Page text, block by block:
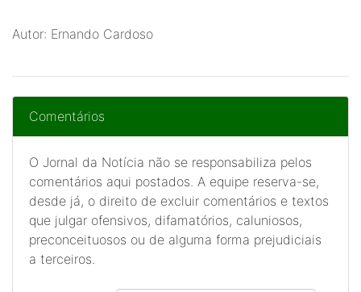
Autor: Ernando Cardoso
Comentários
O Jornal da Notícia não se responsabiliza pelos
comentários aqui postados. A equipe reserva-se,
desde já, o direito de excluir comentários e textos
que julgar ofensivos, difamatórios, caluniosos,
preconceituosos ou de alguma forma prejudiciais
a terceiros.